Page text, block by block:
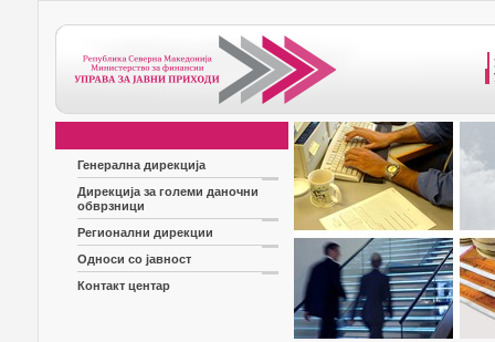
Генерална дирекција
Дирекција за големи даночни
обврзници
Регионални дирекции
Односи со јавност
Контакт центар